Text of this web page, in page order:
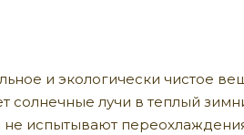
и экологически чистое
солнечные лучи в теплый
испытывают